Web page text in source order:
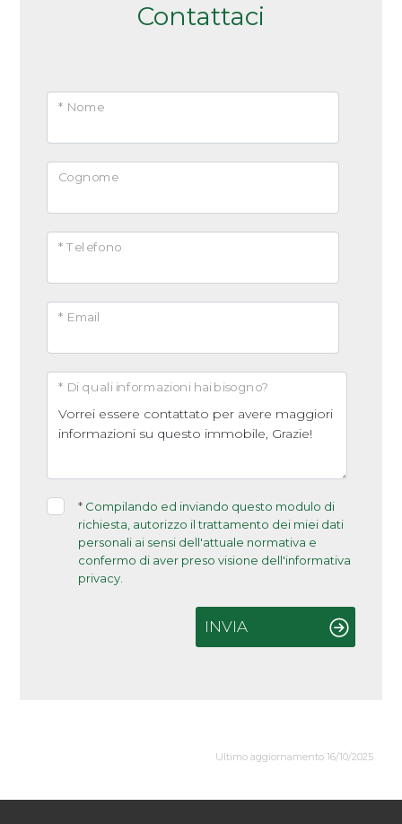
Contattaci
* Nome
Cognome
* Telefono
* Email
* Di quali informazioni hai bisogno?
* Compilando ed inviando questo modulo di
richiesta, autorizzo il trattamento dei miei dati
personali ai sensi dell'attuale normativa e
confermo di aver preso visione dell'informativa
privacy.
INVIA
Ultimo aggiornamento 16/10/2025